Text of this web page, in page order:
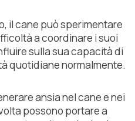
il cane può sperimentare
a coordinare i suoi
sulla sua capacità di
quotidiane normalmente.
ansia nel cane e nei
possono portare a